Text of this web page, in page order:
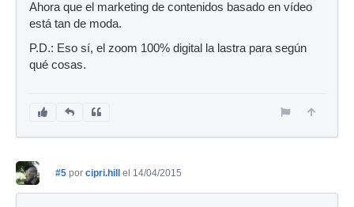
Ahora que el marketing de contenidos basado en vídeo
está tan de moda.
P.D.: Eso sí, el zoom 100% digital la lastra para según
qué cosas.
#5 por cipri.hill el 14/04/2015